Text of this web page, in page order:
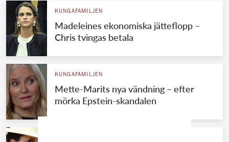
KUNGAFAMILJEN
Madeleines ekonomiska jätteflopp –
Chris tvingas betala
KUNGAFAMILJEN
Mette-Marits nya vändning – efter
mörka Epstein-skandalen